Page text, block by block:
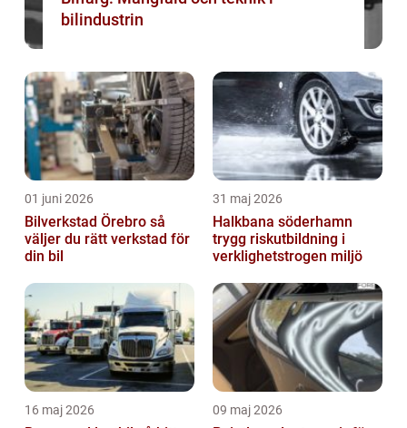
bilindustrin
01 juni 2026
Bilverkstad Örebro så
väljer du rätt verkstad för
din bil
31 maj 2026
Halkbana söderhamn
trygg riskutbildning i
verklighetstrogen miljö
16 maj 2026 09 maj 2026